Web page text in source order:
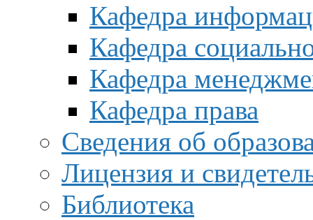
Кафедра
Кафедра
Кафедра
Кафедра права
Сведения об
Лицензия и
Библиотека